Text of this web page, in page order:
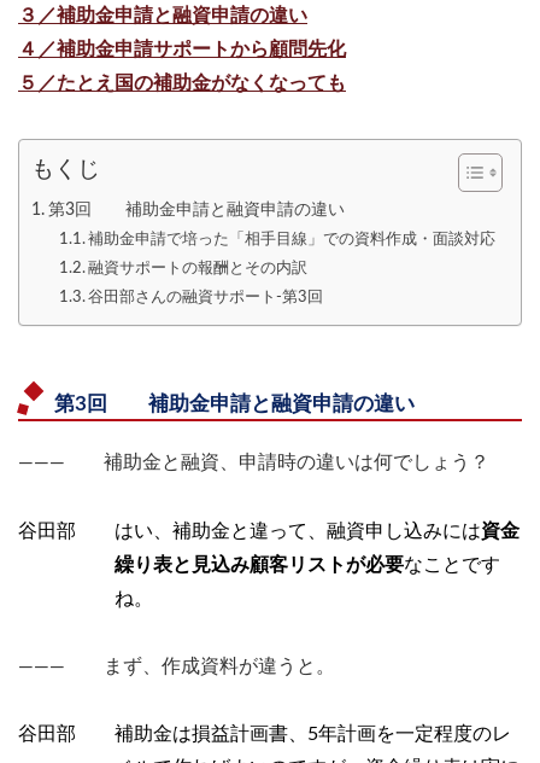
３／補助金申請と融資申請の違い
４／補助金申請サポートから顧問先化
５／たとえ国の補助金がなくなっても
もくじ
第3回 補助金申請と融資申請の違い
補助金申請で培った「相手目線」での資料作成・面談対応
融資サポートの報酬とその内訳
谷田部さんの融資サポート-第3回
第3回 補助金申請と融資申請の違い
――― 補助金と融資、申請時の違いは何でしょう？
谷田部 はい、補助金と違って、融資申し込みには資金
繰り表と見込み顧客リストが必要なことです
ね。
――― まず、作成資料が違うと。
谷田部 補助金は損益計画書、5年計画を一定程度のレ